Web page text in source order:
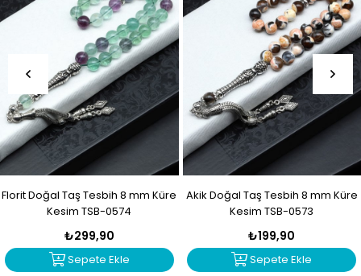
Florit Doğal Taş Tesbih 8 mm Küre
Kesim TSB-0574
₺299,90
Sepete Ekle
Akik Doğal Taş Tesbih 8 mm Küre
Kesim TSB-0573
₺199,90
Sepete Ekle